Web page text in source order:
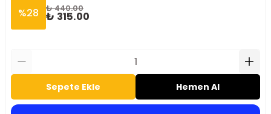
%28 ₺ 440.00
₺ 315.00
Sepete Ekle Hemen Al